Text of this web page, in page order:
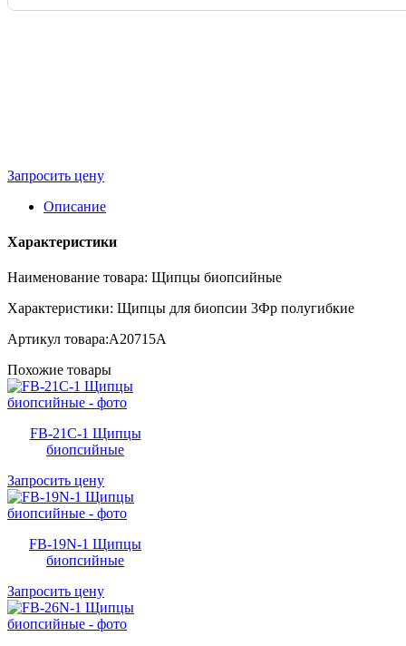
Запросить цену
Описание
Характеристики
Наименование товара: Щипцы биопсийные
Характеристики: Щипцы для биопсии 3Фр полугибкие
Артикул товара:A20715A
Похожие товары
FB-21C-1 Щипцы
биопсийные
Запросить цену
FB-19N-1 Щипцы
биопсийные
Запросить цену